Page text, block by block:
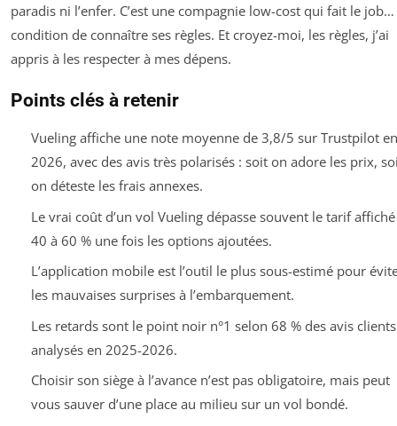
paradis ni l’enfer. C’est une compagnie low-cost qui fait le job…
condition de connaître ses règles. Et croyez-moi, les règles, j’ai
appris à les respecter à mes dépens.
Points clés à retenir
Vueling affiche une note moyenne de 3,8/5 sur Trustpilot en
2026, avec des avis très polarisés : soit on adore les prix,
on déteste les frais annexes.
Le vrai coût d’un vol Vueling dépasse souvent le tarif
40 à 60 % une fois les options ajoutées.
L’application mobile est l’outil le plus sous-estimé pour
les mauvaises surprises à l’embarquement.
Les retards sont le point noir n°1 selon 68 % des avis clients
analysés en 2025-2026.
Choisir son siège à l’avance n’est pas obligatoire, mais peut
vous sauver d’une place au milieu sur un vol bondé.